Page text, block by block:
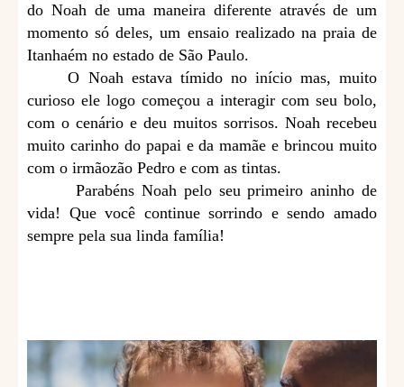
do Noah de uma maneira diferente através de um
momento só deles, um ensaio realizado na praia de
Itanhaém no estado de São Paulo.
O Noah estava tímido no início mas, muito
curioso ele logo começou a interagir com seu bolo,
com o cenário e deu muitos sorrisos. Noah recebeu
muito carinho do papai e da mamãe e brincou muito
com o irmãozão Pedro e com as tintas.
Parabéns Noah pelo seu primeiro aninho de
vida! Que você continue sorrindo e sendo amado
sempre pela sua linda família!